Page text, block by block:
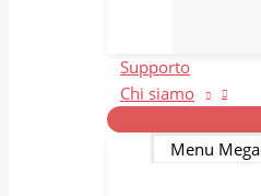
Supporto
Chi siamo
Menu Mega